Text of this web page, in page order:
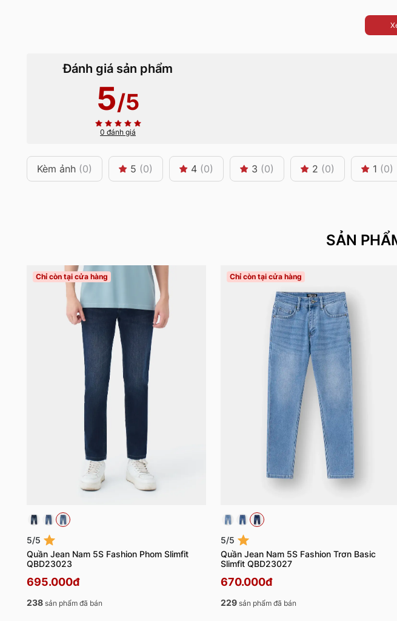
Đánh giá sản phẩm
5/5
0 đánh giá
Kèm ảnh (0) 5 (0) 4 (0) 3 (0) 2 (0) 1 (0)
SẢN
Chỉ còn tại cửa hàng
5/5
Quần Jean Nam 5S Fashion Phom Slimfit
QBD23023
695.000đ
238 sản phẩm đã bán
Chỉ còn tại cửa hàng
5/5
Quần Jean Nam 5S Fashion Trơn Basic
Slimfit QBD23027
670.000đ
229 sản phẩm đã bán